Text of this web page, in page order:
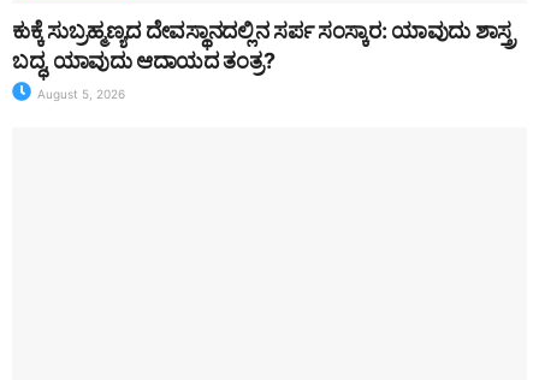
ಕುಕ್ಕೆ ಸುಬ್ರಹ್ಮಣ್ಯದ ದೇವಸ್ಥಾನದಲ್ಲಿನ ಸರ್ಪ ಸಂಸ್ಕಾರ: ಯಾವುದು ಶಾಸ್ತ್ರ
ಬದ್ಧ, ಯಾವುದು ಆದಾಯದ ತಂತ್ರ?
August 5, 2026